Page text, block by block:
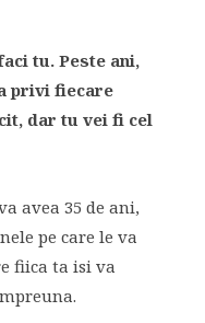
tu. Peste ani,
privi fiecare
dar tu vei fi cel
avea 35 de ani,
pe care le va
fiica ta isi va